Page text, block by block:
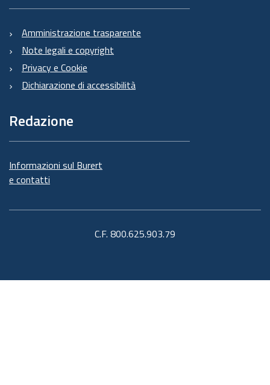
Amministrazione trasparente
Note legali e copyright
Privacy e Cookie
Dichiarazione di accessibilità
Redazione
Informazioni sul Burert
e contatti
C.F. 800.625.903.79